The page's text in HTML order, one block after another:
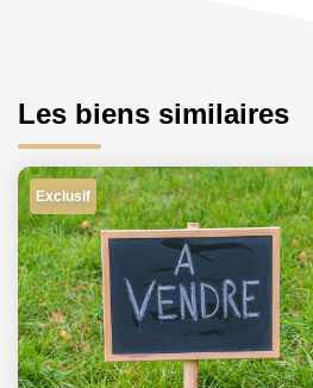
Les biens similaires
Exclusif